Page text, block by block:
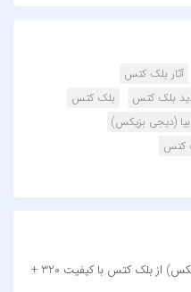
آثار بلک کتس
بلک کتس
بلک کتس
بیا (دیجی بزیکس)
کتس
دانلود آهنگ بیا بیا (دیجی بزیکس ریمیکس) از بلک کتس با کیفیت 320 +